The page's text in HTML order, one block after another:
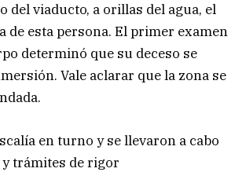
del viaducto, a orillas del agua, el
de esta persona. El primer examen
determinó que su deceso se
Vale aclarar que la zona se
en turno y se llevaron a cabo
trámites de rigor